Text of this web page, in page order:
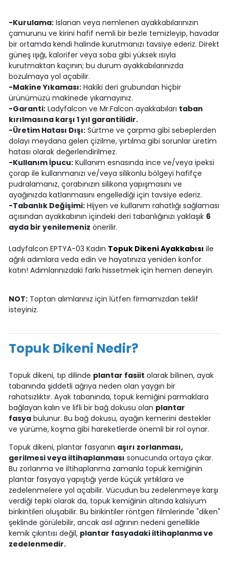
-Kurulama:Islanan veya nemlenen ayakkabılarınızın
çamurunu ve kirini hafif nemli bir bezle temizleyip, havadar
bir ortamda kendi halinde kurutmanızı tavsiye ederiz. Direkt
güneş ışığı, kalorifer veya soba gibi yüksek ısıyla
kurutmaktan kaçının; bu durum ayakkabılarınızda
bozulmaya yol açabilir.
-Makine Yıkaması:Hakiki deri grubundan hiçbir
ürünümüzü makinede yıkamayınız.
-Garanti:Ladyfalcon ve Mr.Falcon ayakkabıları taban
kırılmasına karşı 1 yıl garantilidir.
-Üretim Hatası Dışı:Sürtme ve çarpma gibi sebeplerden
dolayı meydana gelen çizilme, yırtılma gibi sorunlar üretim
hatası olarak değerlendirilmez.
-Kullanım İpucu:Kullanım esnasında ince ve/veya ipeksi
çorap ile kullanmanızı ve/veya silikonlu bölgeyi hafifçe
pudralamanız, çorabınızın silikona yapışmasını ve
ayağınızda katlanmasını engellediği için tavsiye ederiz.
-Tabanlık Değişimi:Hijyen ve kullanım rahatlığı sağlaması
açısından ayakkabının içindeki deri tabanlığınızı yaklaşık 6
ayda bir yenilemeniz önerilir.
Ladyfalcon EPTYA-03 Kadın Topuk Dikeni Ayakkabısı ile
ağrılı adımlara veda edin ve hayatınıza yeniden konfor
katın! Adımlarınızdaki farkı hissetmek için hemen deneyin.
NOT:Toptan alımlarınız için lütfen firmamızdan teklif
isteyiniz.
Topuk Dikeni Nedir?
Topuk dikeni, tıp dilinde plantar fasiit olarak bilinen, ayak
tabanında şiddetli ağrıya neden olan yaygın bir
rahatsızlıktır. Ayak tabanında, topuk kemiğini parmaklara
bağlayan kalın ve lifli bir bağ dokusu olan plantar
fasyabulunur. Bu bağ dokusu, ayağın kemerini destekler
ve yürüme, koşma gibi hareketlerde önemli bir rol oynar.
Topuk dikeni, plantar fasyanın aşırı zorlanması,
gerilmesi veya iltihaplanması sonucunda ortaya çıkar.
Bu zorlanma ve iltihaplanma zamanla topuk kemiğinin
plantar fasyaya yapıştığı yerde küçük yırtıklara ve
zedelenmelere yol açabilir. Vücudun bu zedelenmeye karşı
verdiği tepki olarak da, topuk kemiğinin altında kalsiyum
birikintileri oluşabilir. Bu birikintiler röntgen filmlerinde "diken"
şeklinde görülebilir, ancak asıl ağrının nedeni genellikle
kemik çıkıntısı değil, plantar fasyadaki iltihaplanma ve
zedelenmedir.